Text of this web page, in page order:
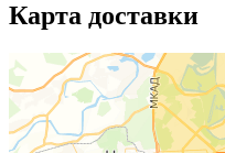
Карта доставки